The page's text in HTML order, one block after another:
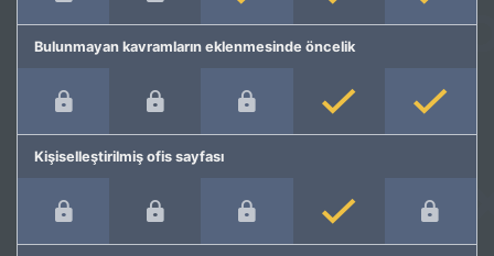
Bulunmayan kavramların eklenmesinde öncelik
Kişiselleştirilmiş ofis sayfası